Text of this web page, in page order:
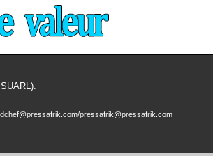
pressafrik@pressafrik.com